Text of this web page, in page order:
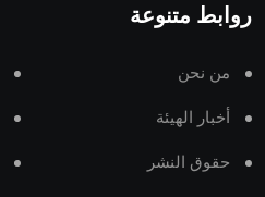
روابط متنوعة
من نحن
أخبار الهيئة
حقوق النشر